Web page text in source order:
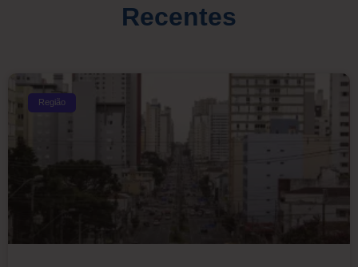
Recentes
Região